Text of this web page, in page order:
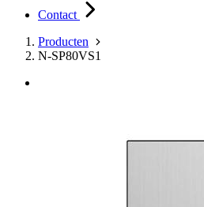
Contact
Producten
N-SP80VS1